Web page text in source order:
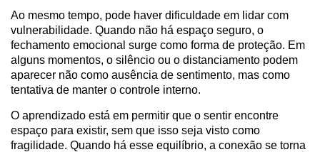
Ao mesmo tempo, pode haver dificuldade em lidar com
vulnerabilidade. Quando não há espaço seguro, o
fechamento emocional surge como forma de proteção. Em
alguns momentos, o silêncio ou o distanciamento podem
aparecer não como ausência de sentimento, mas como
tentativa de manter o controle interno.
O aprendizado está em permitir que o sentir encontre
espaço para existir, sem que isso seja visto como
fragilidade. Quando há esse equilíbrio, a conexão se torna